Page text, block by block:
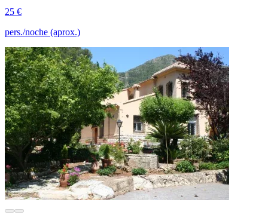
25 €
pers./noche (aprox.)